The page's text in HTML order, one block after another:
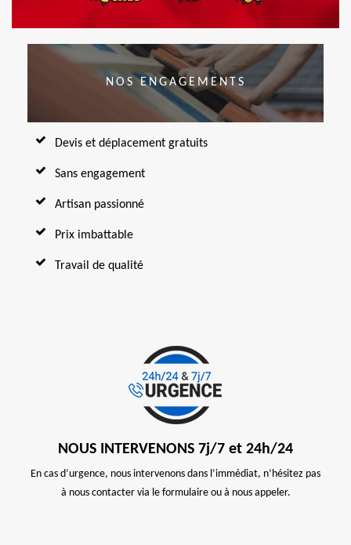
NOS ENGAGEMENTS
Devis et déplacement gratuits
Sans engagement
Artisan passionné
Prix imbattable
Travail de qualité
NOUS INTERVENONS 7j/7 et 24h/24
En cas d’urgence, nous intervenons dans l’immédiat, n’hésitez pas
à nous contacter via le formulaire ou à nous appeler.